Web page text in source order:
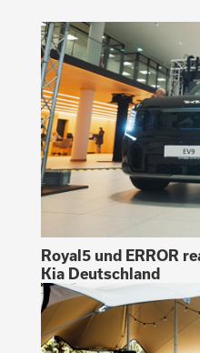
Royal5 und ERROR
Kia Deutschland